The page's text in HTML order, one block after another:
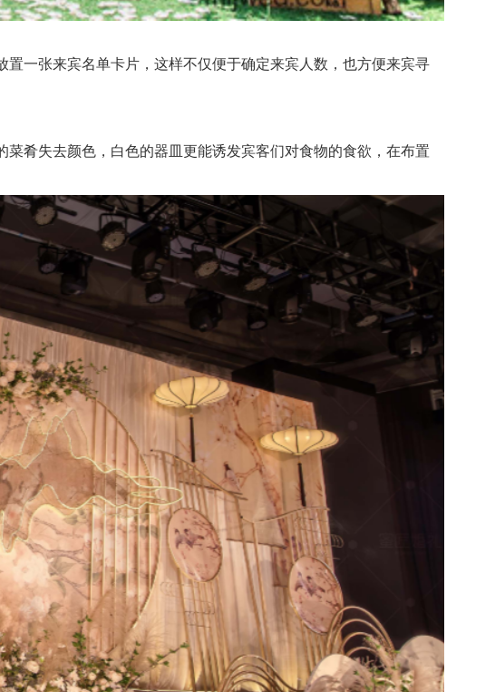
一张来宾名单卡片，这样不仅便于确定来宾人数，也方便来宾寻
肴失去颜色，白色的器皿更能诱发宾客们对食物的食欲，在布置